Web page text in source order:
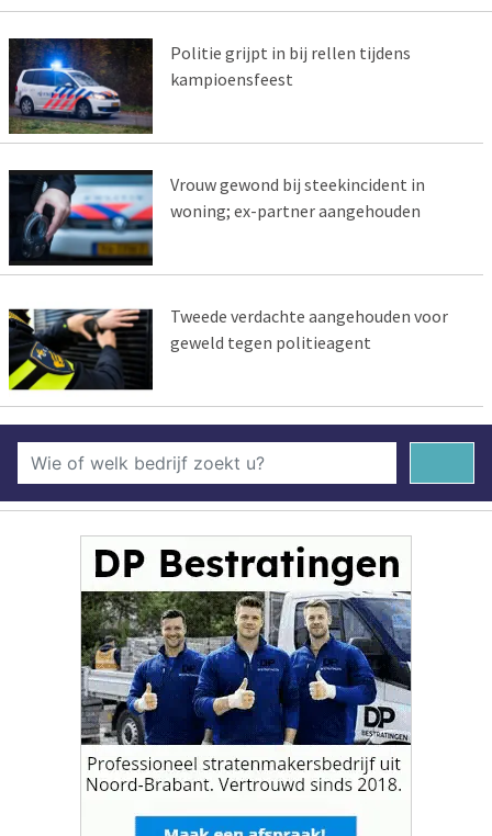
Politie grijpt in bij rellen tijdens
kampioensfeest
Vrouw gewond bij steekincident in
woning; ex-partner aangehouden
Tweede verdachte aangehouden voor
geweld tegen politieagent